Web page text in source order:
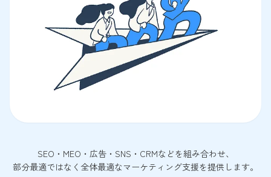
SEO・MEO・広告・SNS・CRMなどを組み合わせ、
部分最適ではなく全体最適なマーケティング支援を提供します。